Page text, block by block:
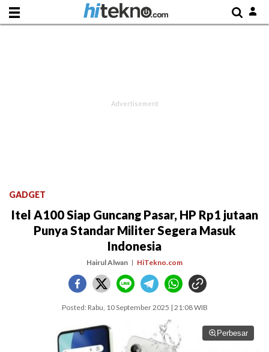
GADGET
Itel A100 Siap Guncang Pasar, HP Rp1 jutaan
Punya Standar Militer Segera Masuk
Indonesia
Hairul Alwan HiTekno.com
Posted: Rabu, 10 September 2025 | 21:08 WIB
Perbesar